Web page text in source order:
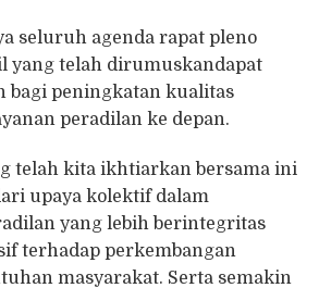
seluruh agenda rapat pleno
yang telah dirumuskandapat
bagi peningkatan kualitas
peradilan ke depan.
telah kita ikhtiarkan bersama ini
upaya kolektif dalam
yang lebih berintegritas
terhadap perkembangan
masyarakat. Serta semakin